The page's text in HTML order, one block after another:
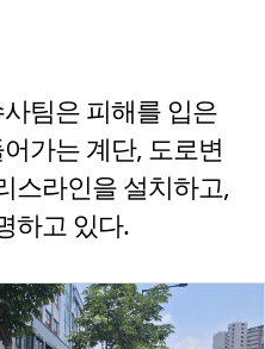
팀은 피해를 입은
가는 계단, 도로변
스라인을 설치하고,
하고 있다.